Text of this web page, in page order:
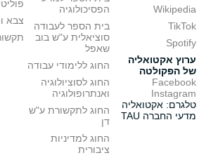
Wikipedia
TikTok
Spotify
ערוץ אקטואליה
של הפקולטה
Facebook
Instagram
טלגרם: אקטואליה
מדעי החברה TAU
הפסיכולוגיה
בית הספר לעבודה
סוציאלית ע"ש בוב
שאפל
החוג ללימודי עבודה
החוג לסוציולוגיה
ואנתרופולוגיה
החוג לתקשורת ע"ש
דן
החוג למדיניות
ציבורית
צבא